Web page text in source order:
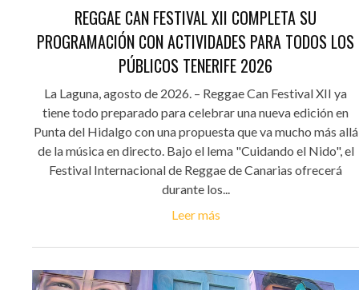
REGGAE CAN FESTIVAL XII COMPLETA SU
PROGRAMACIÓN CON ACTIVIDADES PARA TODOS LOS
PÚBLICOS TENERIFE 2026
La Laguna, agosto de 2026. – Reggae Can Festival XII ya
tiene todo preparado para celebrar una nueva edición en
Punta del Hidalgo con una propuesta que va mucho más allá
de la música en directo. Bajo el lema "Cuidando el Nido", el
Festival Internacional de Reggae de Canarias ofrecerá
durante los...
Leer más